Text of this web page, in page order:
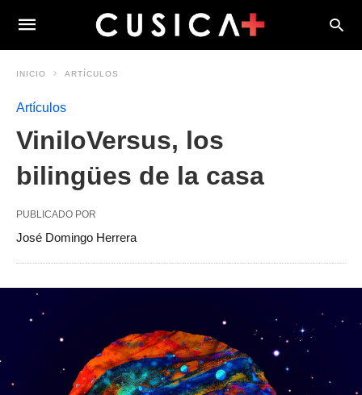
INICIO ARTÍCULOS
Artículos
ViniloVersus, los
bilingües de la casa
PUBLICADO POR
José Domingo Herrera